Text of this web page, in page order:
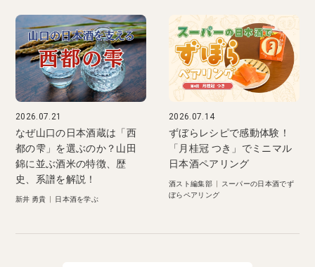
2026.07.21
なぜ山口の日本酒蔵は「西
都の雫」を選ぶのか？山田
錦に並ぶ酒米の特徴、歴
史、系譜を解説！
新井 勇貴 日本酒を学ぶ
2026.07.14
ずぼらレシピで感動体験！
「月桂冠 つき」でミニマル
日本酒ペアリング
酒スト編集部
スーパーの日本酒でず
ぼらペアリング